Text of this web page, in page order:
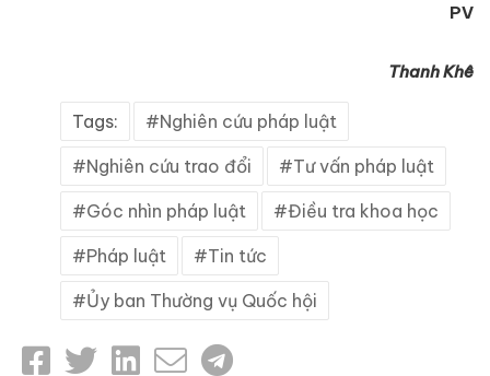
PV
Thanh Khê
Tags: Nghiên cứu pháp luật
Nghiên cứu trao đổi Tư vấn pháp luật
Góc nhìn pháp luật Điều tra khoa học
Pháp luật Tin tức
Ủy ban Thường vụ Quốc hội